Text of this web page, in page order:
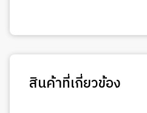
สินค้าที่เกี่ยวข้อง